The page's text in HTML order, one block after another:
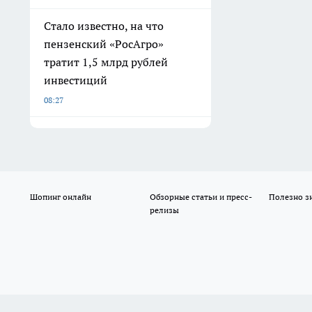
Стало известно, на что
пензенский «РосАгро»
тратит 1,5 млрд рублей
инвестиций
08:27
Шопинг онлайн
Обзорные статьи и пресс-
релизы
Полезно